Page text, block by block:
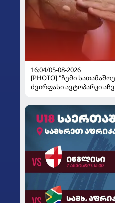
16:04/05-08-2026
[PHOTO] "ჩემი
ძვირფასი ავტოპარკი